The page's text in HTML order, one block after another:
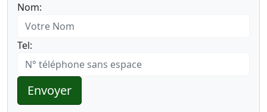
Nom:
Tel:
Envoyer